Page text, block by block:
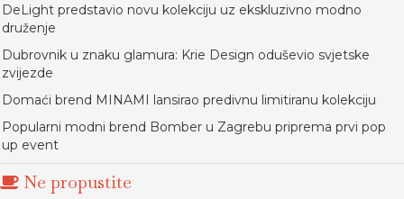
DeLight predstavio novu kolekciju uz ekskluzivno modno
druženje
Dubrovnik u znaku glamura: Krie Design oduševio svjetske
zvijezde
Domaći brend MINAMI lansirao predivnu limitiranu kolekciju
Popularni modni brend Bomber u Zagrebu priprema prvi pop
up event
Ne propustite